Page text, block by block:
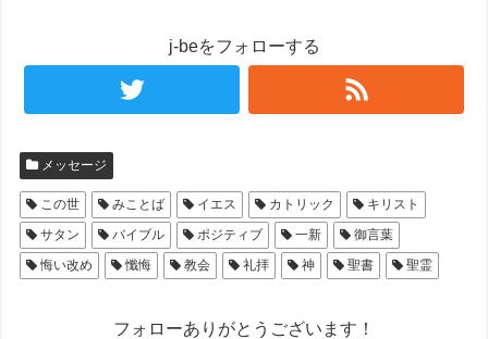
j-beをフォローする
メッセージ
この世 みことば イエス カトリック
キリスト
サタン
バイブル ポジティブ 一新
御言葉
悔い改め
懺悔 教会 礼拝 神 聖書 聖霊
フォローありがとうございます！